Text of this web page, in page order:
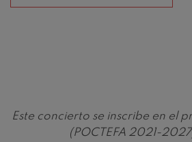
Este concierto se inscribe en el
(POCTEFA 2021-